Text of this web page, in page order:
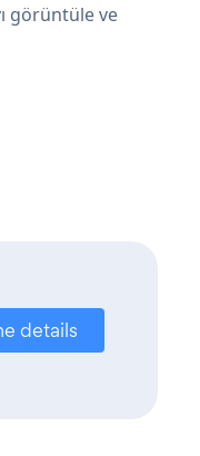
görüntüle ve
details